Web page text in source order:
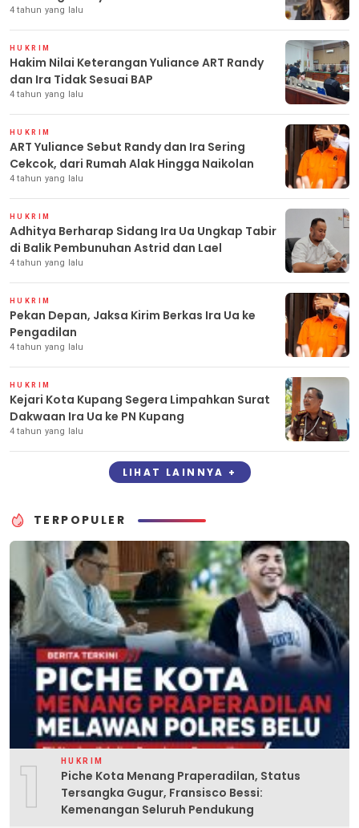
4 tahun yang lalu
HUKRIM
Hakim Nilai Keterangan Yuliance ART Randy
dan Ira Tidak Sesuai BAP
4 tahun yang lalu
HUKRIM
ART Yuliance Sebut Randy dan Ira Sering
Cekcok, dari Rumah Alak Hingga Naikolan
4 tahun yang lalu
HUKRIM
Adhitya Berharap Sidang Ira Ua Ungkap Tabir
di Balik Pembunuhan Astrid dan Lael
4 tahun yang lalu
HUKRIM
Pekan Depan, Jaksa Kirim Berkas Ira Ua ke
Pengadilan
4 tahun yang lalu
HUKRIM
Kejari Kota Kupang Segera Limpahkan Surat
Dakwaan Ira Ua ke PN Kupang
4 tahun yang lalu
LIHAT LAINNYA +
TERPOPULER
1 HUKRIM
Piche Kota Menang Praperadilan, Status
Tersangka Gugur, Fransisco Bessi:
Kemenangan Seluruh Pendukung